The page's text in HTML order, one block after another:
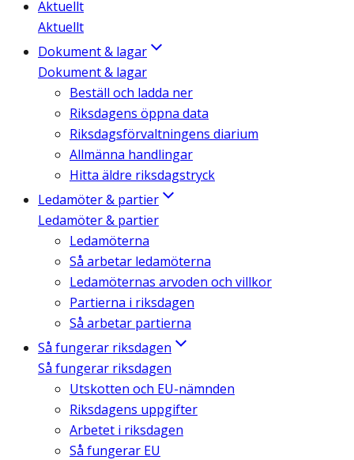
Aktuellt
Aktuellt
Dokument & lagar
Dokument & lagar
Beställ och ladda ner
Riksdagens öppna data
Riksdagsförvaltningens diarium
Allmänna handlingar
Hitta äldre riksdagstryck
Ledamöter & partier
Ledamöter & partier
Ledamöterna
Så arbetar ledamöterna
Ledamöternas arvoden och villkor
Partierna i riksdagen
Så arbetar partierna
Så fungerar riksdagen
Så fungerar riksdagen
Utskotten och EU-nämnden
Riksdagens uppgifter
Arbetet i riksdagen
Så fungerar EU